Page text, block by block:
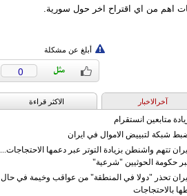
اهم من اي اقتراح اخر حول سورية.
أبلغ عن مشكلة
0
آخرالاخبار الاکثر قراءة
متابعين انستقرام
شبكة لتبييض الاموال في ايران
إيران تتهم واشنطن بزيادة التوتر عبر دعمها الاحتجاجات...
حكومة الحوثيين "شرعية"
إيران تحذر "دولا في المنطقة" من عواقب وخيمة في حال
بالاحتجاجات